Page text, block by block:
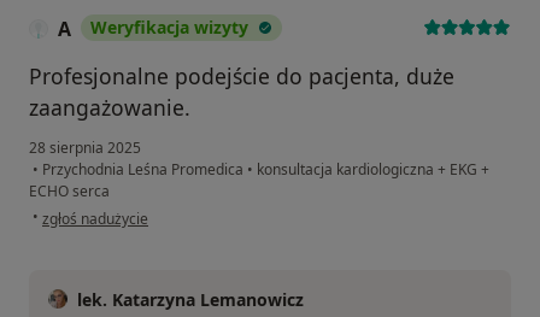
A Weryfikacja wizyty
Profesjonalne podejście do pacjenta, duże
zaangażowanie.
28 sierpnia 2025
• Przychodnia Leśna Promedica • konsultacja kardiologiczna + EKG +
ECHO serca
• w opinii użytkownika A
zgłoś nadużycie
lek. Katarzyna Lemanowicz